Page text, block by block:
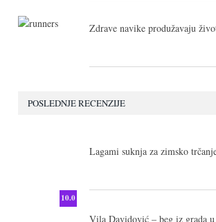
Zdrave navike produžavaju
POSLEDNJE RECENZIJE
Lagami suknja za zimsko
10.0
Vila Davidović – beg iz grada